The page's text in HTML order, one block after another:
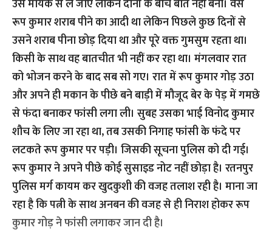
उसे मायके से ले जाए लेकिन दोनों के बीच बात नहीं बनी। वैसे
रूप कुमार शराब पीने का आदी था लेकिन पिछले कुछ दिनों से
उसने शराब पीना छोड़ दिया था और पूरे वक्त गुमसुम रहता था।
किसी के साथ वह बातचीत भी नहीं कर रहा था। मंगलवार रात
को भोजन करने के बाद सब सो गए। रात में रूप कुमार गोड़ उठा
और अपने ही मकान के पीछे बने बाड़ी में मौजूद बेर के पेड़ में गमछे
से फंदा बनाकर फांसी लगा ली। सुबह उसका भाई विनोद कुमार
शौच के लिए जा रहा था, तब उसकी निगाह फांसी के फंदे पर
लटकते रूप कुमार पर पड़ी। जिसकी सूचना पुलिस को दी गई।
रूप कुमार ने अपने पीछे कोई सुसाइड नोट नहीं छोड़ा है। रतनपुर
पुलिस मर्ग कायम कर खुदकुशी की वजह तलाश रही है। माना जा
रहा है कि पत्नी के साथ अनबन की वजह से ही निराश होकर रूप
कुमार गोड़ ने फांसी लगाकर जान दी है।